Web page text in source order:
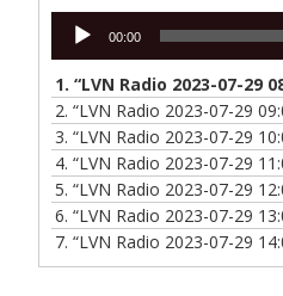
Lydafspiller
00:00
1. “LVN Radio 2023-07-29
2. “LVN Radio 2023-07-29
3. “LVN Radio 2023-07-29
4. “LVN Radio 2023-07-29
5. “LVN Radio 2023-07-29
6. “LVN Radio 2023-07-29
7. “LVN Radio 2023-07-29